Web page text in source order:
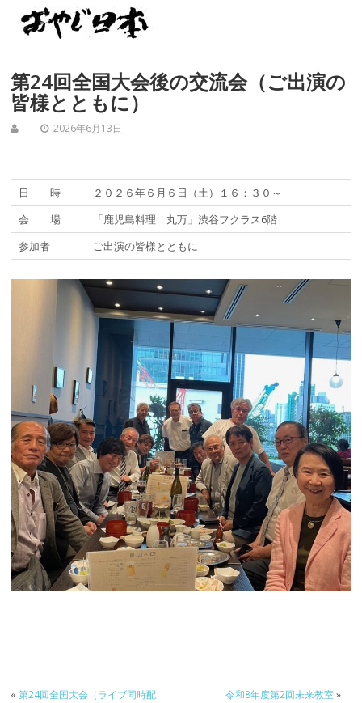
第24回全国大会後の交流会（ご出演の
皆様とともに）
- 2026年6月13日
日 時
２０２６年６月６日（土）１６：３０～
会 場
「鹿児島料理 丸万」渋谷フクラス6階
参加者
ご出演の皆様とともに
«第24回全国大会（ライブ同時配
令和8年度第2回未来教室»